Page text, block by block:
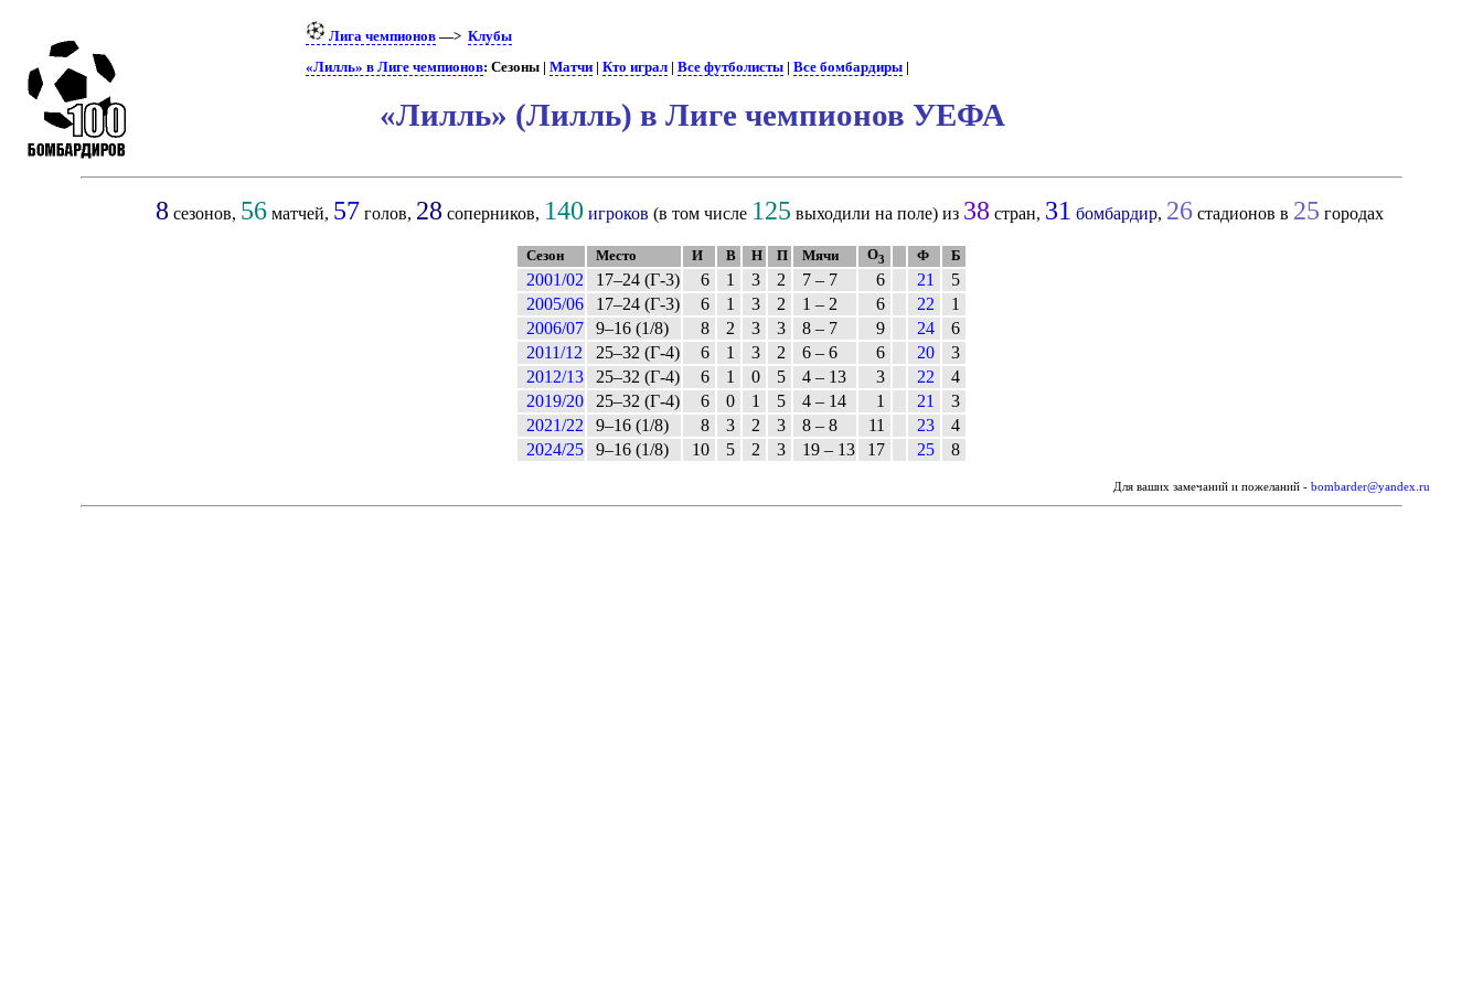
Лига чемпионов —>Клубы
«Лилль» в Лиге чемпионов: Сезоны |Матчи |Кто играл |Все футболисты |Все бомбардиры |
«Лилль» (Лилль) в Лиге чемпионов УЕФА
8 сезонов, 56матчей, 57 голов, 28 соперников, 140 игроков (в том числе 125 выходили на поле) из 38 стран, 31 бомбардир, 26стадионов в 25 городах
Сезон Место И В Н П Мячи О3 Ф Б
2001/02 17–24 (Г-3) 6 1 3 2 7 – 7 6 21
5
2005/06
17–24 (Г-3) 6 1 3 2 1 – 2 6 22
1
2006/07
9–16 (1/8) 8 2 3 3 8 – 7 9 24
6
2011/12
25–32 (Г-4) 6 1 3 2 6 – 6 6 20
3
2012/13
25–32 (Г-4) 6 1 0 5 4 – 13 3 22
4
2019/20
25–32 (Г-4) 6 0 1 5 4 – 14 1 21
3
2021/22
9–16 (1/8) 8 3 2 3 8 – 8 11 23
4
2024/25
9–16 (1/8) 10 5 2 3 19 – 13 17 25 8
Для ваших замечаний и пожеланий - bombarder@yandex.ru